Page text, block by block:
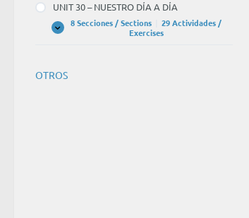
¿CAMPO
O
CIUDAD?
UNIT 30 – NUESTRO DÍA A DÍA
Expandir
UNIT
DÍA
A
8 Secciones / Sections
29 Actividades /
Exercises
OTROS